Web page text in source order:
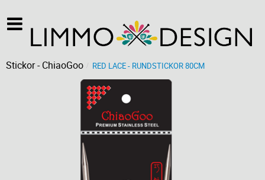
Stickor - ChiaoGoo RED LACE - RUNDSTICKOR 80CM